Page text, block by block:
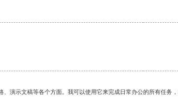
演示文稿等各个方面。我可以使用它来完成日常办公的所有任务，